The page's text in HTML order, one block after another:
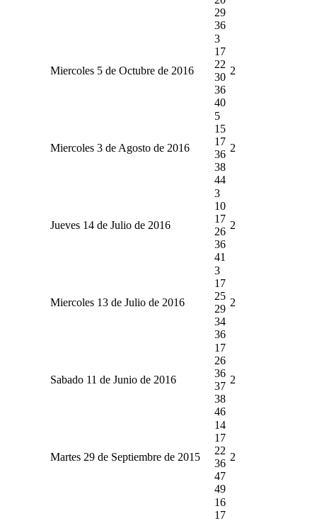
29
36
Miercoles 5 de Octubre de 2016
3
17
22
30
36
40
2
Miercoles 3 de Agosto de 2016
5
15
17
36
38
44
2
Jueves 14 de Julio de 2016
3
10
17
26
36
41
2
Miercoles 13 de Julio de 2016
3
17
25
29
34
36
2
Sabado 11 de Junio de 2016
17
26
36
37
38
46
2
Martes 29 de Septiembre de 2015
14
17
22
36
47
49
2
16
17